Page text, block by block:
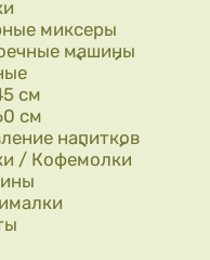
миксеры
машины
см
см
напитков
/ Кофемолки